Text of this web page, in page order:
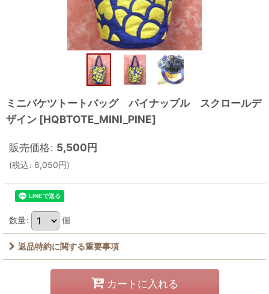
ミニバケツトートバッグ パイナップル スクロールデ
ザイン [HQBTOTE_MINI_PINE]
販売価格: 5,500円
(税込: 6,050円)
数量: 個
返品特約に関する重要事項
カートに入れる